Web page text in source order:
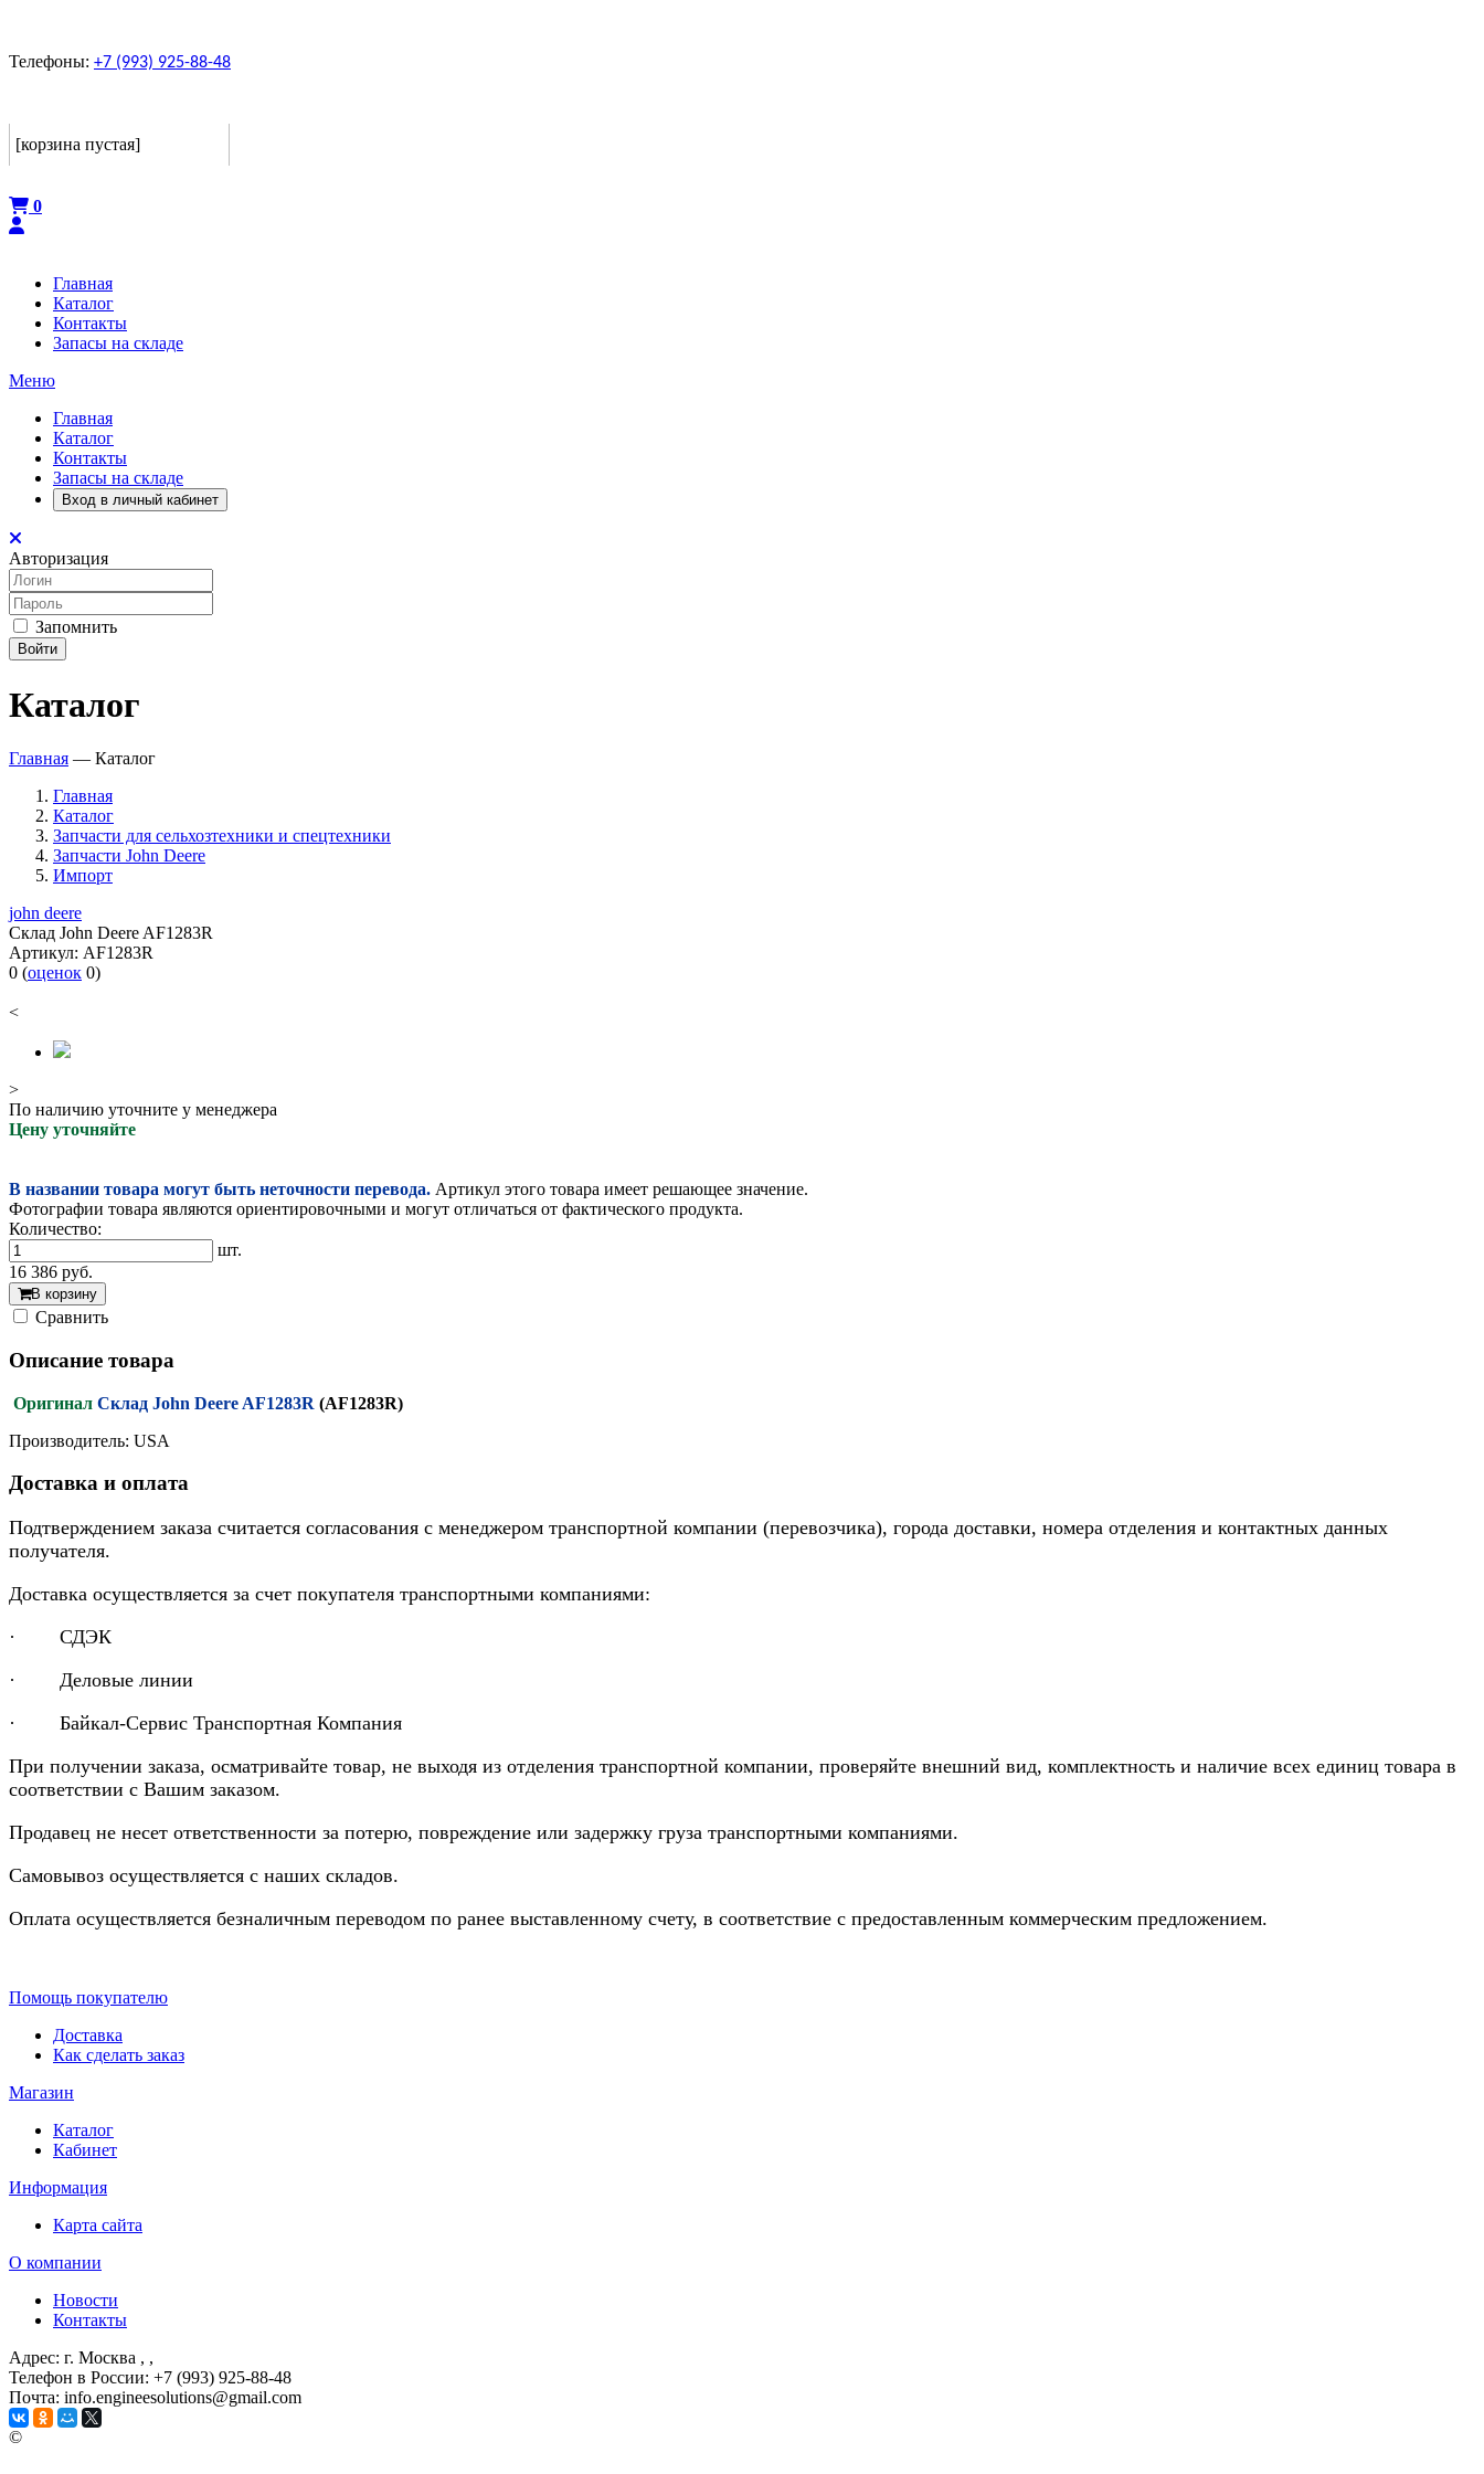
Телефоны: +7 (993) 925-88-48
[корзина пустая]
0
Главная
Каталог
Контакты
Запасы на складе
Меню
Главная
Каталог
Контакты
Запасы на складе
Вход в личный кабинет
Авторизация
Запомнить
Войти
Каталог
Главная — Каталог
Главная
Каталог
Запчасти для сельхозтехники и спецтехники
Запчасти John Deere
Импорт
john deere
Склад John Deere AF1283R
Артикул: AF1283R
0 (оценок 0)
<
>
По наличию уточните у менеджера
Цену уточняйте
В названии товара могут быть неточности перевода. Артикул этого товара имеет решающее значение.
Фотографии товара являются ориентировочными и могут отличаться от фактического продукта.
Количество:
шт.
16 386 руб.
В корзину
Cравнить
Описание товара
Оригинал Склад John Deere AF1283R (AF1283R)
Производитель: USA
Доставка и оплата
Подтверждением заказа считается согласования с менеджером транспортной компании (перевозчика), города доставки, номера отделения и контактных данных
получателя.
Доставка осуществляется за счет покупателя транспортными компаниями:
· СДЭК
· Деловые линии
· Байкал-Сервис Транспортная Компания
При получении заказа, осматривайте товар, не выходя из отделения транспортной компании, проверяйте внешний вид, комплектность и наличие всех единиц товара в
соответствии с Вашим заказом.
Продавец не несет ответственности за потерю, повреждение или задержку груза транспортными компаниями.
Самовывоз осуществляется с наших складов.
Оплата осуществляется безналичным переводом по ранее выставленному счету, в соответствие с предоставленным коммерческим предложением.
Помощь покупателю
Доставка
Как сделать заказ
Магазин
Каталог
Кабинет
Информация
Карта сайта
О компании
Новости
Контакты
Адрес: г. Москва , ,
Телефон в России: +7 (993) 925-88-48
Почта: info.engineesolutions@gmail.com
©